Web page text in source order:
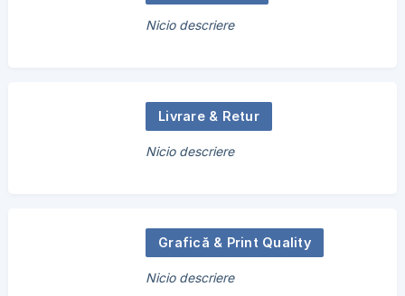
Nicio descriere
Livrare & Retur
Nicio descriere
Grafică & Print Quality
Nicio descriere